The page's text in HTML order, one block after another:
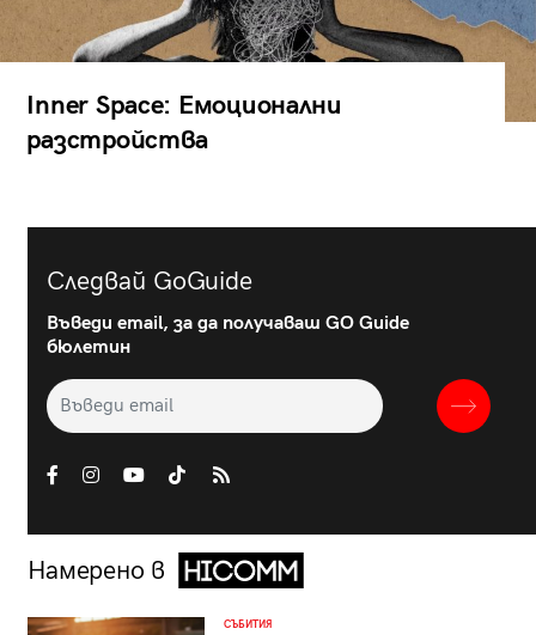
Inner Space: Емоционални
разстройства
Следвай GoGuide
Въведи email, за да получаваш GO Guide
бюлетин
Намерено в
СЪБИТИЯ